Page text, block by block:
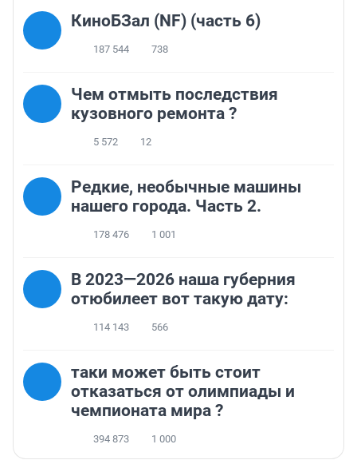
КиноБЗал (NF) (часть 6)
187 544 738
Чем отмыть последствия
кузовного ремонта ?
5 572 12
Редкие, необычные машины
нашего города. Часть 2.
178 476 1 001
В 2023—2026 наша губерния
отюбилеет вот такую дату:
114 143 566
таки может быть стоит
отказаться от олимпиады и
чемпионата мира ?
394 873 1 000